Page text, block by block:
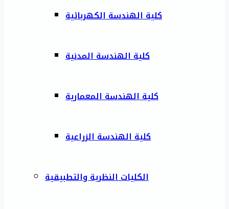
كلية الهندسة الكهربائية
كلية الهندسة المدنية
كلية الهندسة المعمارية
كلية الهندسة الزراعية
الكليات النظرية والتطبيقية